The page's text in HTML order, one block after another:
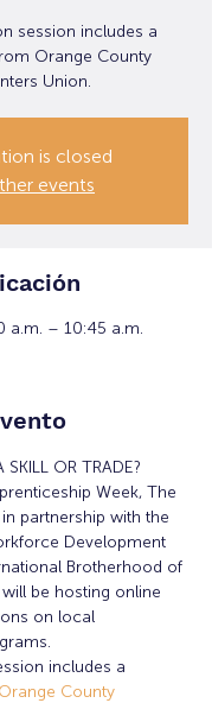
session includes a
Orange County
Union.
is closed
events
a.m. – 10:45 a.m.
OR TRADE?
Week, The
partnership with the
Development
Brotherhood of
be hosting online
on local
includes a
Orange County